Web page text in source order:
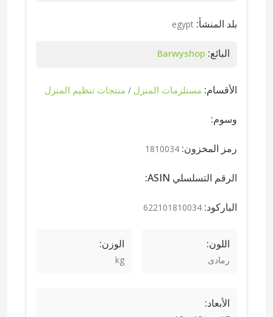
بلد المنشأ: egypt
البائع: Barwyshop
الأقسام: مستلزمات المنزل / منتجات تنظيم المنزل
وسوم:
رمز المخزون: 1810034
الرقم التسلسلي ASIN:
الباركود: 622101810034
اللون:
رمادى
الوزن:
kg
الأبعاد: